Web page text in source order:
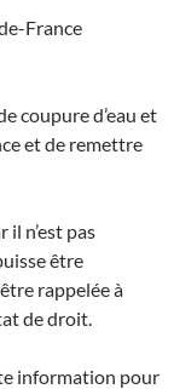
France
coupure d’eau et
et de remettre
il n’est pas
être
rappelée à
de droit.
information pour